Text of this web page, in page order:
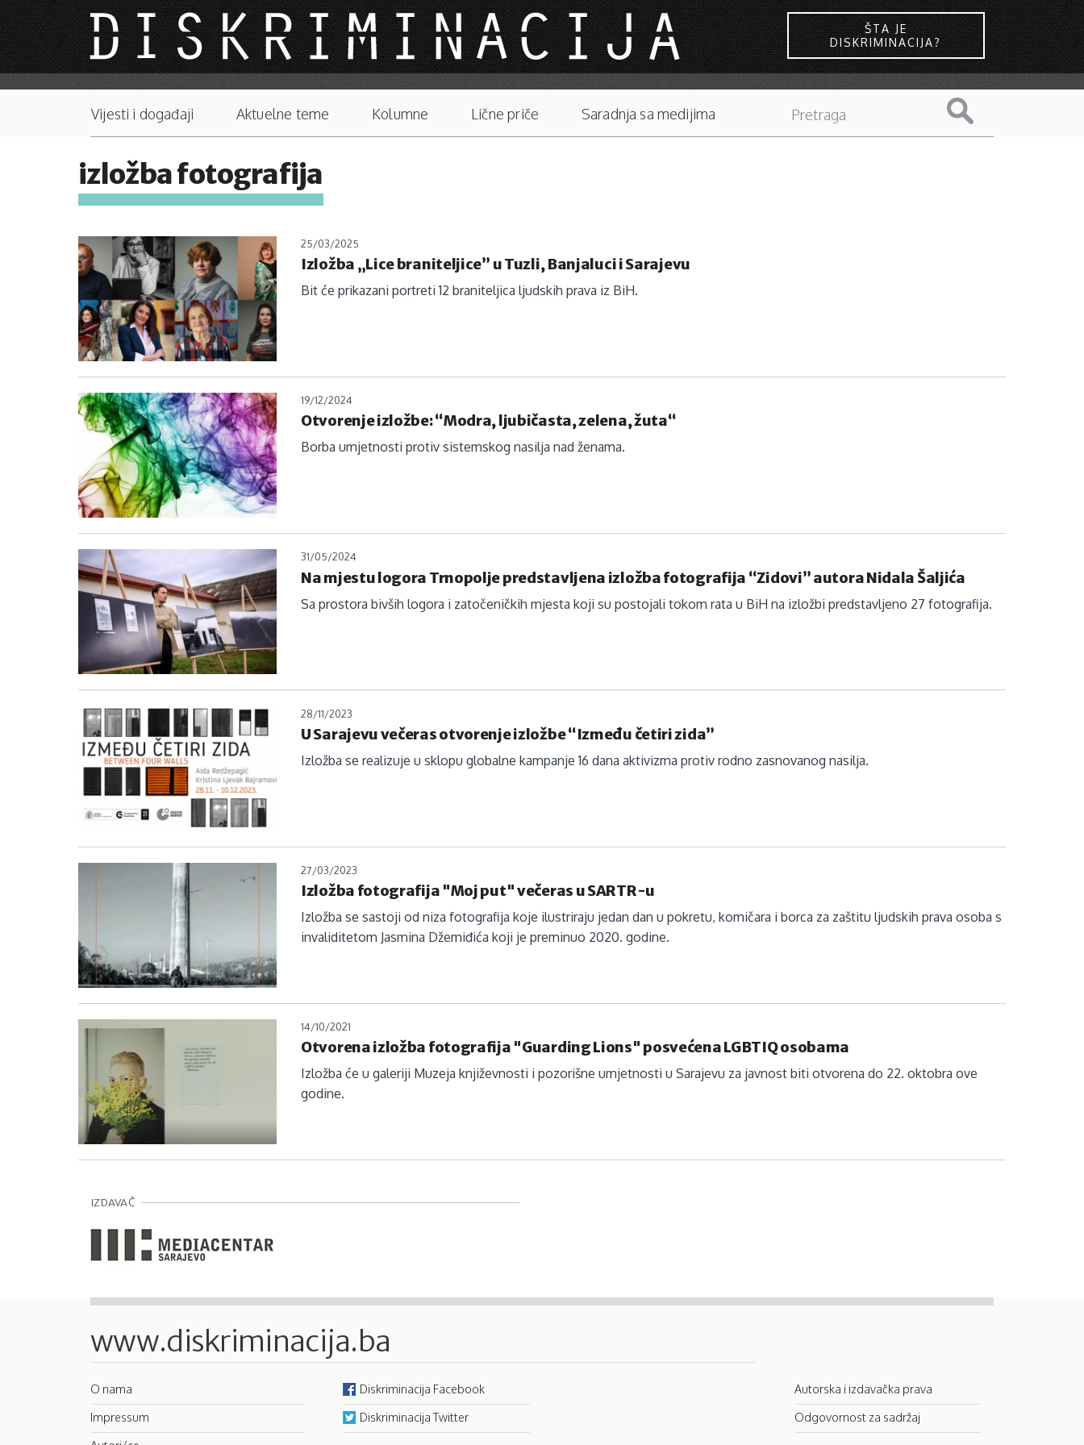
Skip to main content
ŠTA JE
DISKRIMINACIJA?
Main menu
Vijesti i događaji Aktuelne teme Kolumne Lične priče Saradnja sa medijima
izložba fotografija
25/03/2025
Izložba „Lice braniteljice” u Tuzli, Banjaluci i Sarajevu
Bit će prikazani portreti 12 braniteljica ljudskih prava iz BiH.
19/12/2024
Otvorenje izložbe: “Modra, ljubičasta, zelena, žuta“
Borba umjetnosti protiv sistemskog nasilja nad ženama.
31/05/2024
Na mjestu logora Trnopolje predstavljena izložba fotografija “Zidovi” autora Nidala Šaljića
Sa prostora bivših logora i zatočeničkih mjesta koji su postojali tokom rata u BiH na izložbi predstavljeno 27 fotografija.
28/11/2023
U Sarajevu večeras otvorenje izložbe “Između četiri zida”
Izložba se realizuje u sklopu globalne kampanje 16 dana aktivizma protiv rodno zasnovanog nasilja.
27/03/2023
Izložba fotografija "Moj put" večeras u SARTR-u
Izložba se sastoji od niza fotografija koje ilustriraju jedan dan u pokretu, komičara i borca za zaštitu ljudskih prava osoba s
invaliditetom Jasmina Džemiđića koji je preminuo 2020. godine.
14/10/2021
Otvorena izložba fotografija "Guarding Lions" posvećena LGBTIQ osobama
Izložba će u galeriji Muzeja književnosti i pozorišne umjetnosti u Sarajevu za javnost biti otvorena do 22. oktobra ove
godine.
IZDAVAČ
www.diskriminacija.ba
O nama
Impressum
Diskriminacija Facebook
Diskriminacija Twitter
Autorska i izdavačka prava
Odgovornost za sadržaj